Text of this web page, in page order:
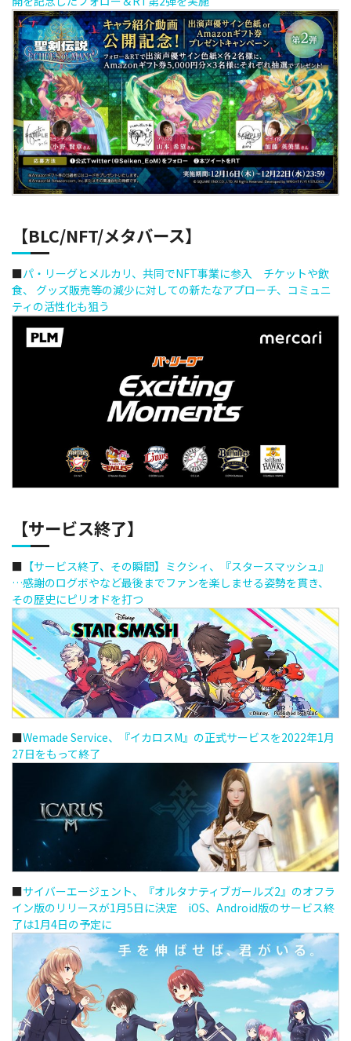
【BLC/NFT/メタバース】
■パ・リーグとメルカリ、共同でNFT事業に参入 チケットや飲
食、 グッズ販売等の減少に対しての新たなアプローチ、コミュニ
ティの活性化も狙う
【サービス終了】
■ 【サービス終了、その瞬間】ミクシィ、『スタースマッシュ』
…感謝のログボやなど最後までファンを楽しませる姿勢を貫き、
その歴史にピリオドを打つ
■Wemade Service、『イカロスM』の正式サービスを2022年1月
27日をもって終了
■サイバーエージェント、『オルタナティブガールズ2』のオフラ
イン版のリリースが1月5日に決定 iOS、Android版のサービス終
了は1月4日の予定に